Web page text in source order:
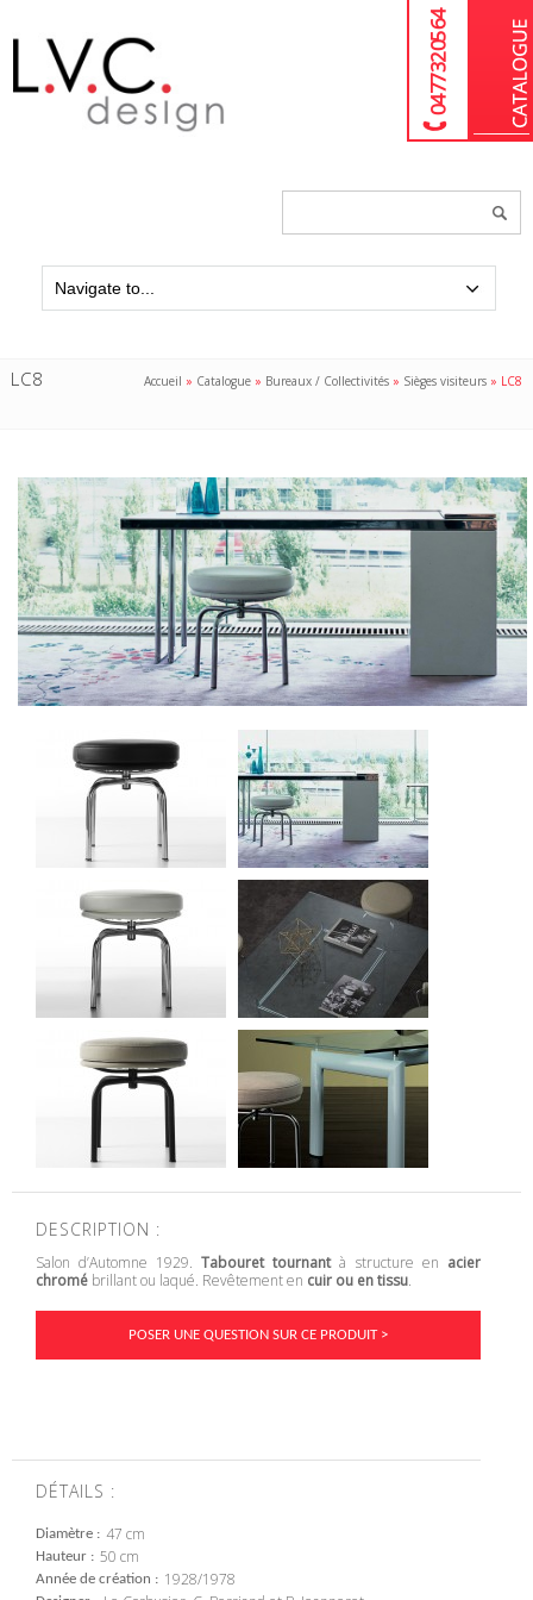
04 77 32 05 64
LC8 Accueil » Catalogue » Bureaux / Collectivités » Sièges visiteurs » LC8
DESCRIPTION :
Salon d’Automne 1929.Tabouret tournantà structure en acier
chromé brillant ou laqué. Revêtement en cuir ou en tissu.
POSER UNE QUESTION SUR CE PRODUIT >
DÉTAILS :
Diamètre 47 cm
Hauteur 50 cm
Année de création 1928/1978